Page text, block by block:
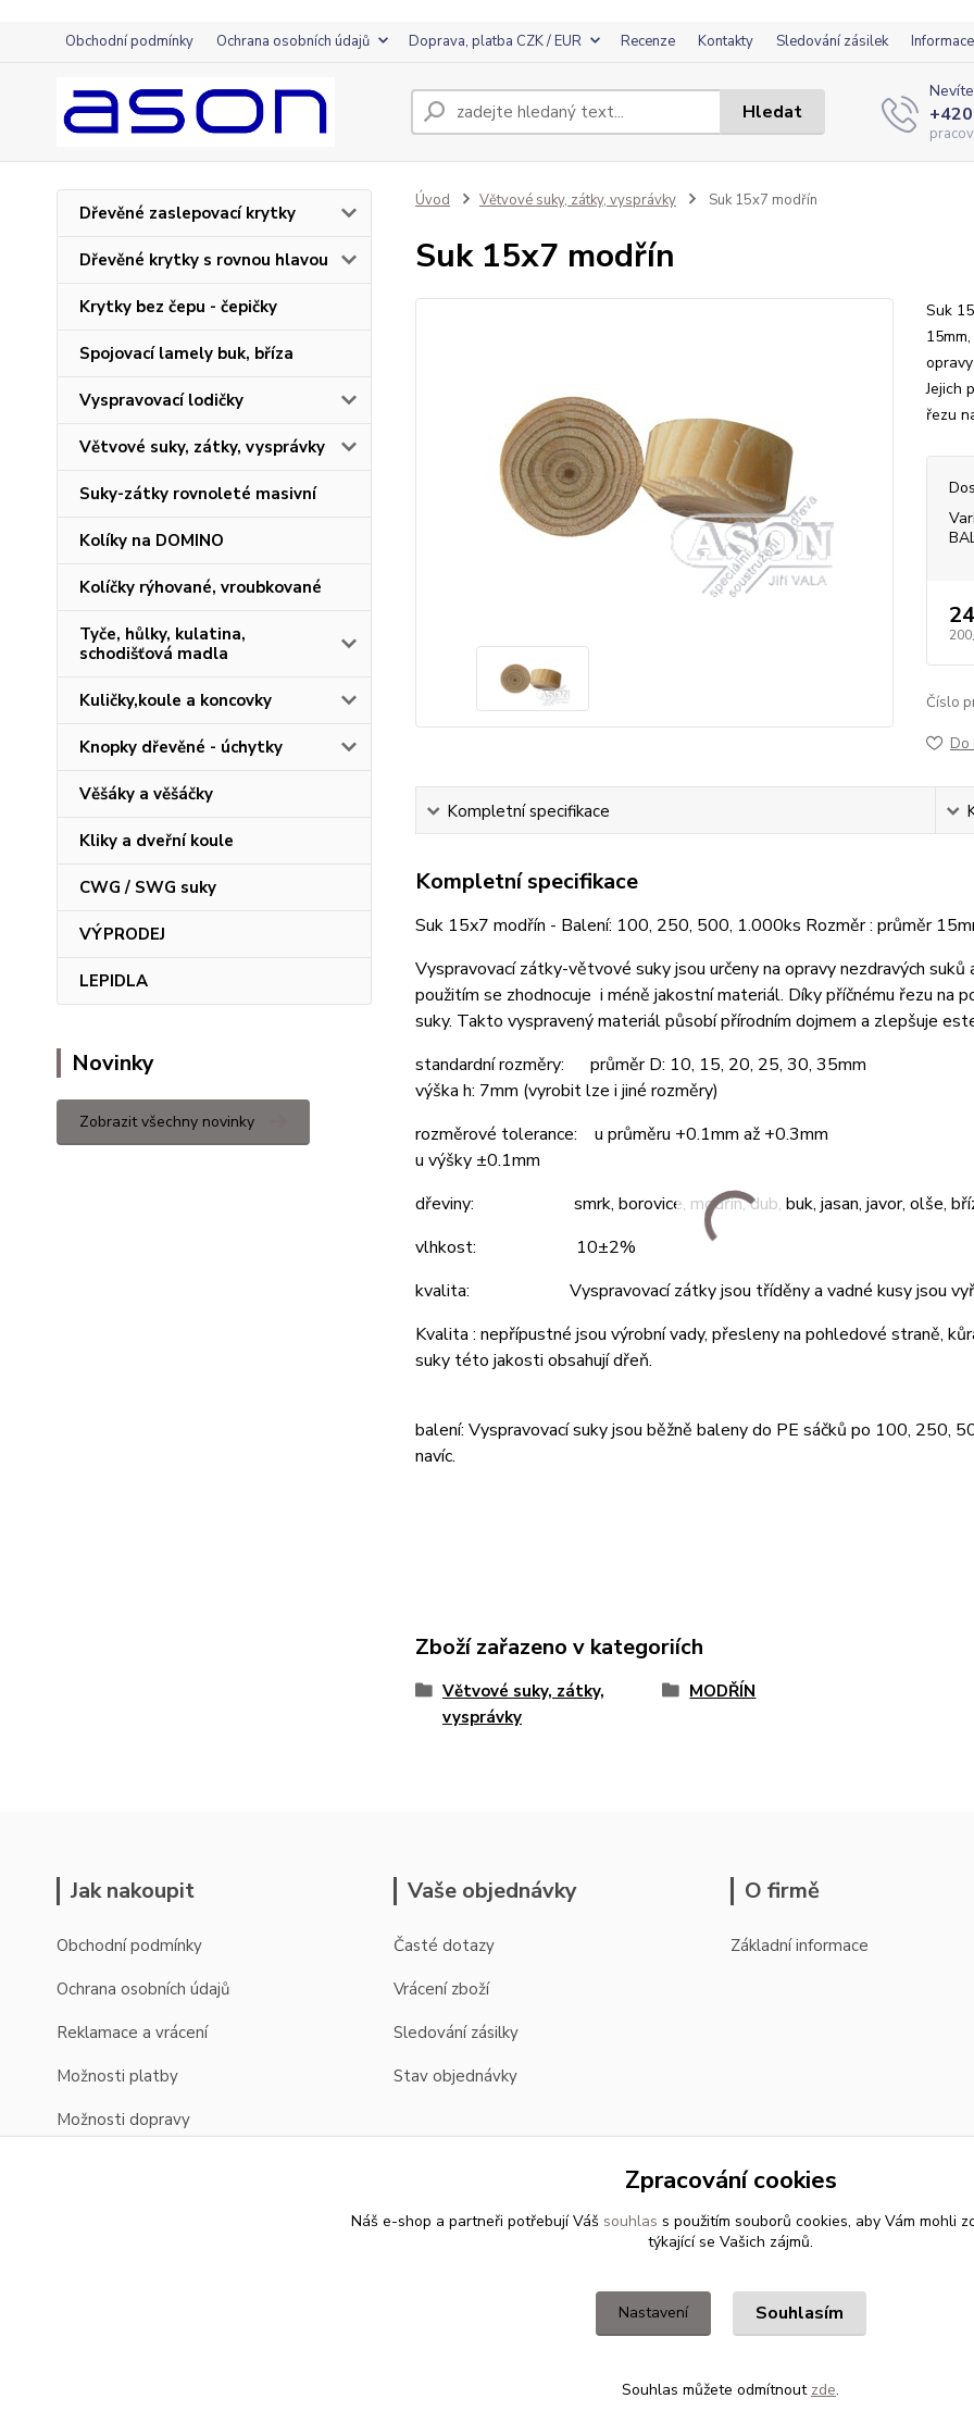
Obchodní podmínky Ochrana osobních údajů Doprava, platba CZK / EUR Recenze Kontakty Sledování zásilek
Hledat
Dřevěné zaslepovací krytky
Dřevěné krytky s rovnou hlavou
Krytky bez čepu - čepičky
Spojovací lamely buk, bříza
Vyspravovací lodičky
Větvové suky, zátky, vysprávky
Suky-zátky rovnoleté masivní
Kolíky na DOMINO
Kolíčky rýhované, vroubkované
Tyče, hůlky, kulatina,
schodišťová madla
Kuličky,koule a koncovky
Knopky dřevěné - úchytky
Věšáky a věšáčky
Kliky a dveřní koule
CWG / SWG suky
VÝPRODEJ
LEPIDLA
Novinky
Zobrazit všechny novinky
Úvod Větvové suky, zátky, vysprávky Suk 15x7 modřín
Suk 15x7 modřín
Suk
Jejich
řezu
Číslo
Do
Kompletní specifikace
Kompletní specifikace
Suk 15x7 modřín - Balení: 100, 250, 500, 1.000ks Rozměr : průměr
Vyspravovací zátky-větvové suky jsou určeny na opravy nezdravých
použitím se zhodnocuje i méně jakostní materiál. Díky příčnému řezu
suky. Takto vyspravený materiál působí přírodním dojmem a zlepšuje
standardní rozměry: průměr D: 10, 15, 20, 25, 30, 35mm
výška h: 7mm (vyrobit lze i jiné rozměry)
rozměrové tolerance: u průměru +0.1mm až +0.3mm
u výšky ±0.1mm
dřeviny: smrk, borovice, modřín, dub, buk, jasan, javor, olše,
vlhkost: 10±2%
kvalita: Vyspravovací zátky jsou tříděny a vadné kusy jsou
Kvalita : nepřípustné jsou výrobní vady, přesleny na pohledové straně,
suky této jakosti obsahují dřeň.
balení: Vyspravovací suky jsou běžně baleny do PE sáčků po 100, 250,
navíc.
Zboží zařazeno v kategoriích
Větvové suky, zátky,
vysprávky
MODŘÍN
Jak nakoupit
Obchodní podmínky
Ochrana osobních údajů
Reklamace a vrácení
Možnosti platby
Možnosti dopravy
Vaše objednávky
Časté dotazy
Vrácení zboží
Sledování zásilky
Stav objednávky
O firmě
Základní informace
Zpracování cookies
Náš e-shop a partneři potřebují Váš souhlas s použitím souborů cookies, aby Vám mohli
týkající se Vašich zájmů.
Nastavení Souhlasím
Souhlas můžete odmítnout zde.